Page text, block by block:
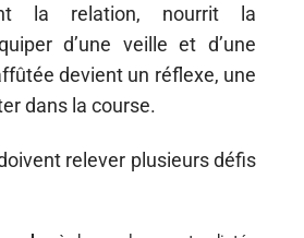
la relation, nourrit la
d’une veille et d’une
devient un réflexe, une
dans la course.
relever plusieurs défis